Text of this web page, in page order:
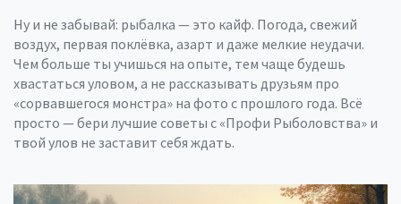
Ну и не забывай: рыбалка — это кайф. Погода, свежий
воздух, первая поклёвка, азарт и даже мелкие неудачи.
Чем больше ты учишься на опыте, тем чаще будешь
хвастаться уловом, а не рассказывать друзьям про
«сорвавшегося монстра» на фото с прошлого года. Всё
просто — бери лучшие советы с «Профи Рыболовства» и
твой улов не заставит себя ждать.